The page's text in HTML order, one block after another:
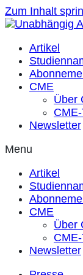
Zum Inhalt
Artikel
CME
Über
Newsletter
Menu
Artikel
CME
Über
Newsletter